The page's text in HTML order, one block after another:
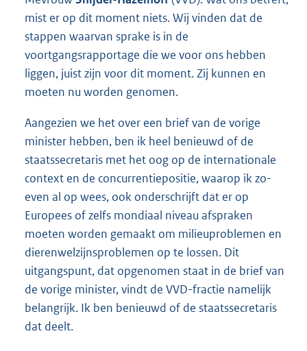
mist er op dit moment niets. Wij vinden dat de
stappen waarvan sprake is in de
voortgangsrapportage die we voor ons hebben
liggen, juist zijn voor dit moment. Zij kunnen en
moeten nu worden genomen.
Aangezien we het over een brief van de vorige
minister hebben, ben ik heel benieuwd of de
staatssecretaris met het oog op de internationale
context en de concurrentiepositie, waarop ik zo-
even al op wees, ook onderschrijft dat er op
Europees of zelfs mondiaal niveau afspraken
moeten worden gemaakt om milieuproblemen en
dierenwelzijnsproblemen op te lossen. Dit
uitgangspunt, dat opgenomen staat in de brief van
de vorige minister, vindt de VVD-fractie namelijk
belangrijk. Ik ben benieuwd of de staatssecretaris
dat deelt.